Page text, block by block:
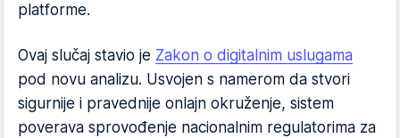
platforme.
Ovaj slučaj stavio je Zakon o digitalnim uslugama
pod novu analizu. Usvojen s namerom da stvori
sigurnije i pravednije onlajn okruženje, sistem
poverava sprovođenje nacionalnim regulatorima za